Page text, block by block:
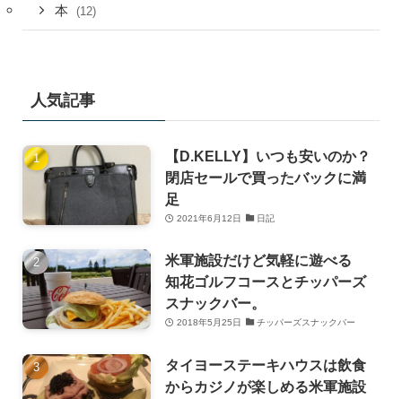
本 (12)
人気記事
【D.KELLY】いつも安いのか？
閉店セールで買ったバックに満
足
2021年6月12日 日記
米軍施設だけど気軽に遊べる
知花ゴルフコースとチッパーズ
スナックバー。
2018年5月25日 チッパーズスナックバー
タイヨーステーキハウスは飲食
からカジノが楽しめる米軍施設